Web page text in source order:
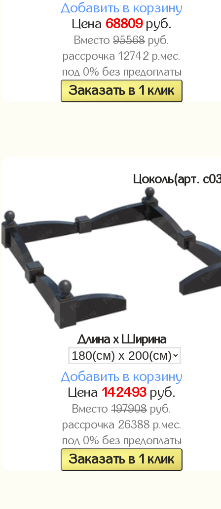
Добавить в корзину
Цена 68809руб.
Вместо95568руб.
рассрочка 12742 р.мес.
под 0% без предоплаты
Заказать в 1 клик
Цоколь(арт.
Длина x Ширина
Добавить в корзину
Цена 142493руб.
Вместо197908руб.
рассрочка 26388 р.мес.
под 0% без предоплаты
Заказать в 1 клик